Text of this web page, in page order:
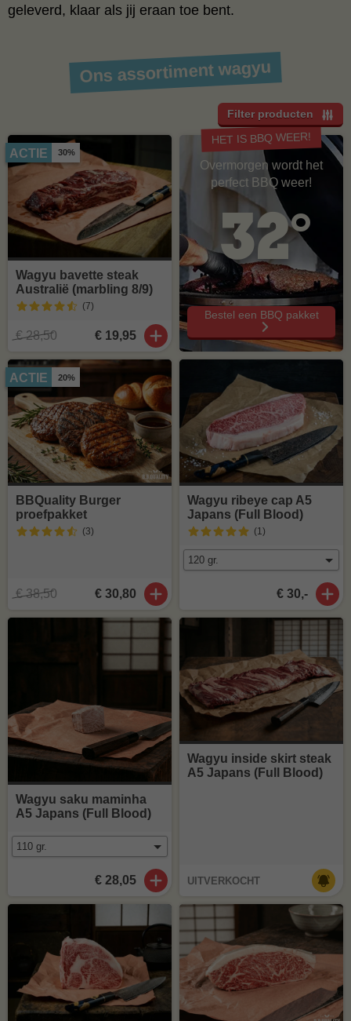
geleverd, klaar als jij eraan toe bent.
Ons assortiment wagyu
Filter producten
ACTIE 30%
Wagyu bavette steak
Australië (marbling 8/9)
(7)
€ 28,50 € 19,95
ACTIE 20%
BBQuality Burger
proefpakket
(3)
€ 38,50 € 30,80
Wagyu ribeye cap A5
Japans (Full Blood)
(1)
€ 30,-
Wagyu saku maminha
A5 Japans (Full Blood)
€ 28,05
Wagyu inside skirt steak
A5 Japans (Full Blood)
UITVERKOCHT
HET IS BBQ WEER!
Overmorgen wordt het
perfect BBQ weer!
32°
Bestel een BBQ pakket